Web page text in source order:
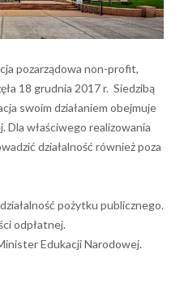
pozarządowa non-profit,
18 grudnia 2017 r. Siedzibą
swoim działaniem obejmuje
Dla właściwego realizowania
działalność również poza
pożytku publicznego.
odpłatnej.
Edukacji Narodowej.